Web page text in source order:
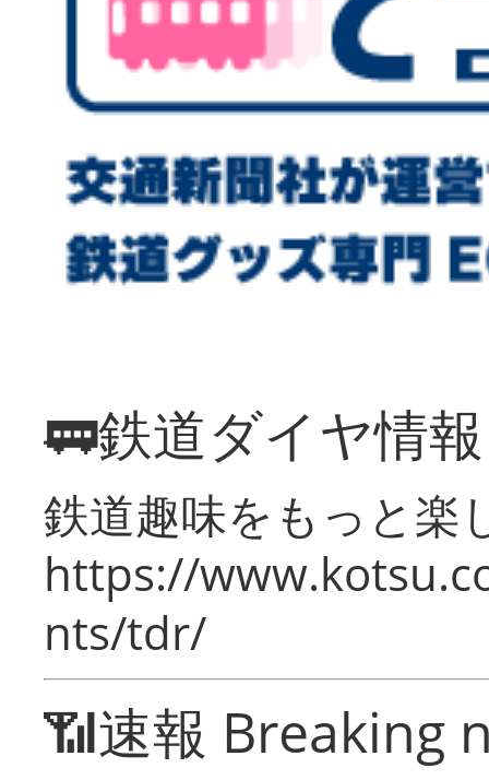
🚃鉄道ダイヤ情
鉄道趣味をもっと楽
https://
nts/tdr/
📶速報 Breaking